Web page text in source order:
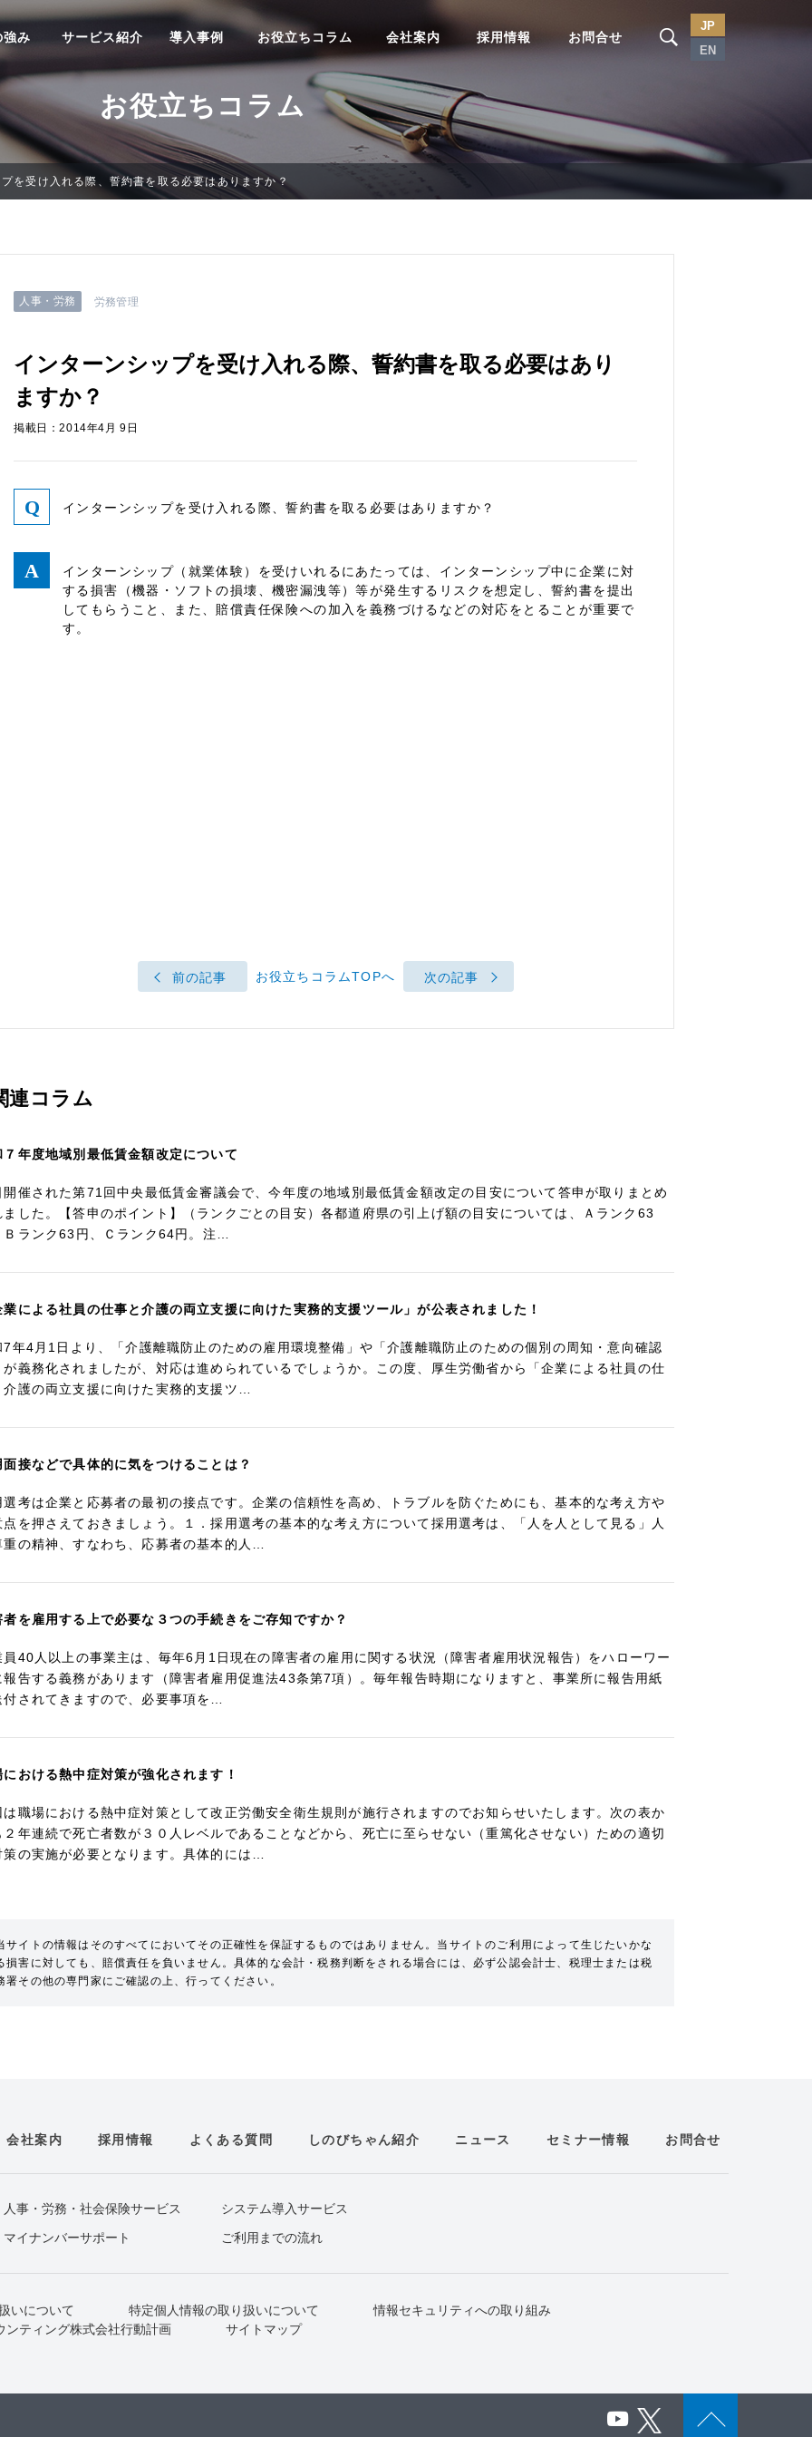
強み サービス紹介 導入事例 お役立ちコラム 会社案内 採用情報 お問合せ
JP
EN
お役立ちコラム
を受け入れる際、誓約書を取る必要はありますか？
人事・労務 労務管理
インターンシップを受け入れる際、誓約書を取る必要はあり
ますか？
掲載日：2014年4月 9日
インターンシップを受け入れる際、誓約書を取る必要はありますか？
インターンシップ（就業体験）を受けいれるにあたっては、インターンシップ中に企業に対
する損害（機器・ソフトの損壊、機密漏洩等）等が発生するリスクを想定し、誓約書を提出
してもらうこと、また、賠償責任保険への加入を義務づけるなどの対応をとることが重要で
す。
前の記事 お役立ちコラムTOPへ 次の記事
連コラム
７年度地域別最低賃金額改定について
開催された第71回中央最低賃金審議会で、今年度の地域別最低賃金額改定の目安について答申が取りまとめ
ました。【答申のポイント】（ランクごとの目安）各都道府県の引上げ額の目安については、Ａランク63
Ｂランク63円、Ｃランク64円。注…
業による社員の仕事と介護の両立支援に向けた実務的支援ツール」が公表されました！
7年4月1日より、「介護離職防止のための雇用環境整備」や「介護離職防止のための個別の周知・意向確認
が義務化されましたが、対応は進められているでしょうか。この度、厚生労働省から「企業による社員の仕
介護の両立支援に向けた実務的支援ツ…
面接などで具体的に気をつけることは？
選考は企業と応募者の最初の接点です。企業の信頼性を高め、トラブルを防ぐためにも、基本的な考え方や
点を押さえておきましょう。１．採用選考の基本的な考え方について採用選考は、「人を人として見る」人
重の精神、すなわち、応募者の基本的人…
者を雇用する上で必要な３つの手続きをご存知ですか？
員40人以上の事業主は、毎年6月1日現在の障害者の雇用に関する状況（障害者雇用状況報告）をハローワー
報告する義務があります（障害者雇用促進法43条第7項）。毎年報告時期になりますと、事業所に報告用紙
付されてきますので、必要事項を…
における熱中症対策が強化されます！
は職場における熱中症対策として改正労働安全衛生規則が施行されますのでお知らせいたします。次の表か
２年連続で死亡者数が３０人レベルであることなどから、死亡に至らせない（重篤化させない）ための適切
策の実施が必要となります。具体的には…
サイトの情報はそのすべてにおいてその正確性を保証するものではありません。当サイトのご利用によって生じたいかな
損害に対しても、賠償責任を負いません。具体的な会計・税務判断をされる場合には、必ず公認会計士、税理士または税
署その他の専門家にご確認の上、行ってください。
会社案内 採用情報 よくある質問 しのびちゃん紹介 ニュース セミナー情報 お問合せ
人事・労務・社会保険サービス
システム導入サービス
マイナンバーサポート ご利用までの流れ
いについて 特定個人情報の取り扱いについて
情報セキュリティへの取り組み
ンティング株式会社行動計画 サイトマップ